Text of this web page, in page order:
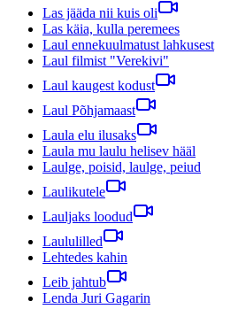
Las jääda nii kuis oli
Las käia, kulla peremees
Laul ennekuulmatust lahkusest
Laul filmist "Verekivi"
Laul kaugest kodust
Laul Põhjamaast
Laula elu ilusaks
Laula mu laulu helisev hääl
Laulge, poisid, laulge, peiud
Laulikutele
Lauljaks loodud
Laululilled
Lehtedes kahin
Leib jahtub
Lenda Juri Gagarin